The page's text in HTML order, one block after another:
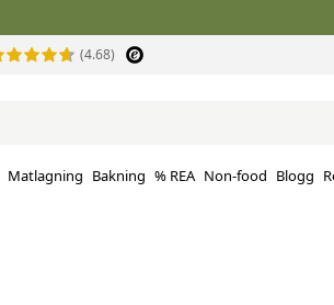
(4.68)
Matlagning Bakning % REA Non-food Blogg